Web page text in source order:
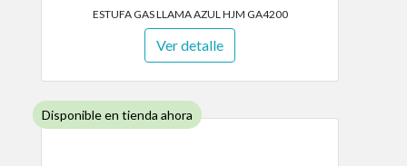
ESTUFA GAS LLAMA AZUL HJM GA4200
Ver detalle
Disponible en tienda ahora